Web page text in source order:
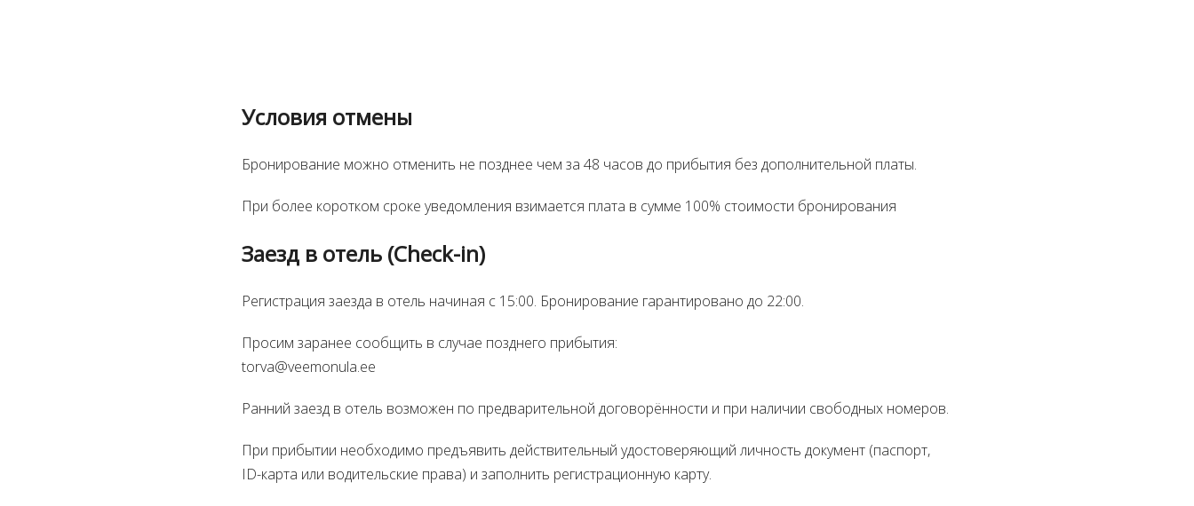
Условия отмены
Бронирование можно отменить не позднее чем за 48 часов до прибытия без дополнительной платы.
При более коротком сроке уведомления взимается плата в сумме 100% стоимости бронирования
Заезд в отель (Check-in)
Регистрация заезда в отель начиная с 15:00. Бронирование гарантировано до 22:00.
Просим заранее сообщить в случае позднего прибытия:
torva@veemonula.ee
Ранний заезд в отель возможен по предварительной договорённости и при наличии свободных номеров.
При прибытии необходимо предъявить действительный удостоверяющий личность документ (паспорт,
ID-карта или водительские права) и заполнить регистрационную карту.